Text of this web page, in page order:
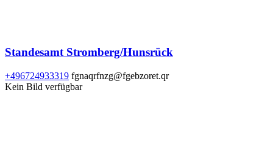
Standesamt Stromberg/Hunsrück
+496724933319 fgnaqrfnzg@fgebzoret.qr
Kein Bild verfügbar